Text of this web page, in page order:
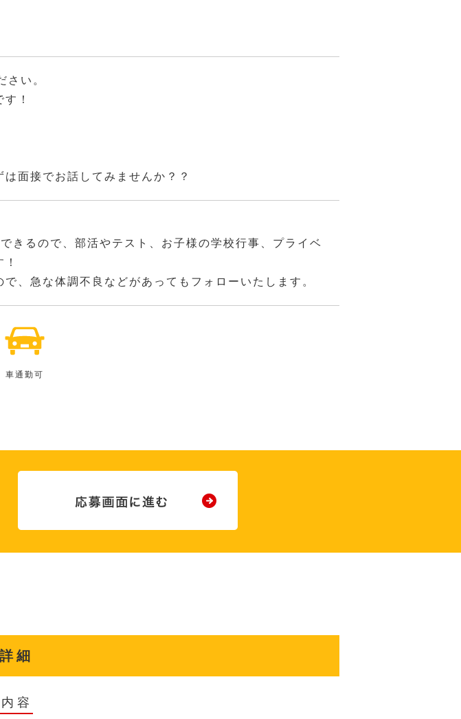
さい。
！
面接でお話してみませんか？？
きるので、部活やテスト、お子様の学校行事、プライベ
、急な体調不良などがあってもフォローいたします。
車通勤可
細
容